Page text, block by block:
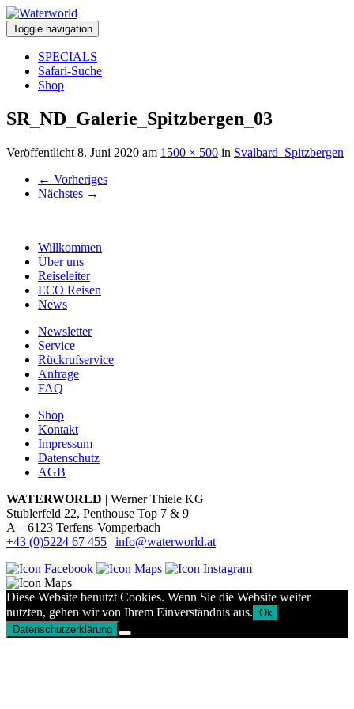
Toggle navigation
SPECIALS
Safari-Suche
Shop
SR_ND_Galerie_Spitzbergen_03
Veröffentlicht 8. Juni 2020 am 1500 × 500 in Svalbard_Spitzbergen
← Vorheriges
Nächstes →
Willkommen
Über uns
Reiseleiter
ECO Reisen
News
Newsletter
Service
Rückrufservice
Anfrage
FAQ
Shop
Kontakt
Impressum
Datenschutz
AGB
WATERWORLD | Werner Thiele KG
Stublerfeld 22, Penthouse Top 7 & 9
A – 6123 Terfens-Vomperbach
+43 (0)5224 67 455 | info@waterworld.at
Diese Website benutzt Cookies. Wenn Sie die Website weiter
nutzten, gehen wir von Ihrem Einverständnis aus. Ok
Datenschutzerklärung